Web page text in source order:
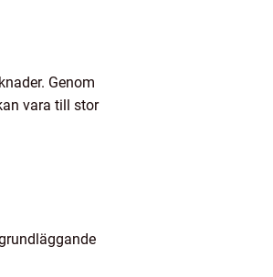
Genom
vara till stor